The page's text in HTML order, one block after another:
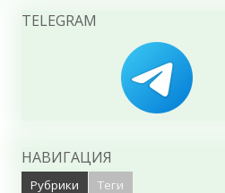
TELEGRAM
НАВИГАЦИЯ
Рубрики Теги